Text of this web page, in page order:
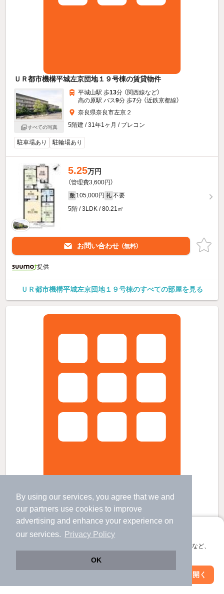
By using our services, you agree that we and
our partners use cookies to improve
advertising and enhance your experience on
our services.
Privacy Policy
OK
アプリに切り替えて、サクサクお部屋探し
会員登録なしですぐ使える。マップ検索やお気に入り保存など、
アプリを開く
ＵＲ都市機構平城左京団地１９号棟の賃貸物件
すべての写真
平城山駅 歩13分 （関西線など）
高の原駅 バス9分 歩7分 （近鉄京都線）
奈良県奈良市左京２
5階建 / 31年1ヶ月 / プレコン
駐車場あり 駐輪場あり
5.25万円
（管理費3,600円）
敷 105,000円 礼 不要
5階 / 3LDK / 80.21㎡
お問い合わせ （無料）
提供
ＵＲ都市機構平城左京団地１９号棟のすべての部屋を見る
ＵＲ都市機構平城左京団地１３号棟の賃貸物件
高の原駅 バス
5階建 / 31年8ヶ月 / プレコン
絞り込み条件を変更